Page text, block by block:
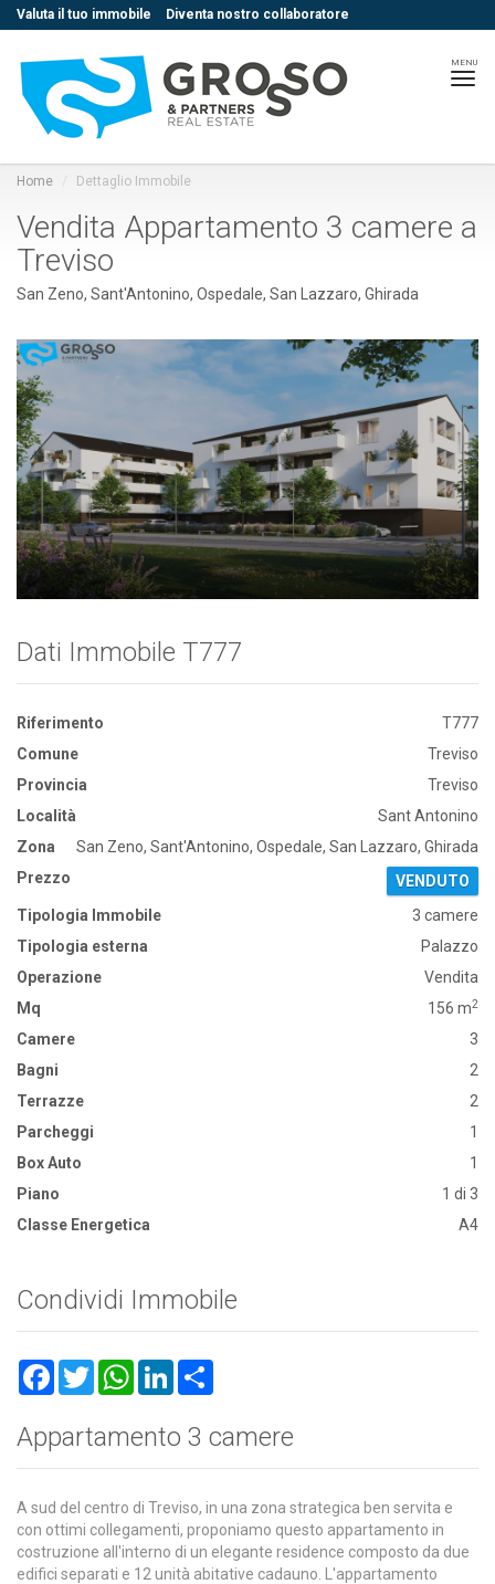
Valuta il tuo immobile Diventa nostro collaboratore
MENU
Home Dettaglio Immobile
Vendita Appartamento 3 camere a
Treviso
San Zeno, Sant'Antonino, Ospedale, San Lazzaro, Ghirada
Dati Immobile T777
Riferimento
T777
Comune
Treviso
Provincia
Treviso
Località
Sant Antonino
Zona
San Zeno, Sant'Antonino, Ospedale, San Lazzaro, Ghirada
Prezzo
VENDUTO
Tipologia Immobile
3 camere
Tipologia esterna
Palazzo
Operazione
Vendita
Mq
156 m2
Camere
3
Bagni
2
Terrazze
2
Parcheggi
1
Box Auto
1
Piano
1 di 3
Classe Energetica
A4
Condividi Immobile
Facebook
TwitterWhatsApp
LinkedIn
Appartamento 3 camere
A sud del centro di Treviso, in una zona strategica ben servita e
con ottimi collegamenti, proponiamo questo appartamento in
costruzione all'interno di un elegante residence composto da due
edifici separati e 12 unità abitative cadauno. L'appartamento